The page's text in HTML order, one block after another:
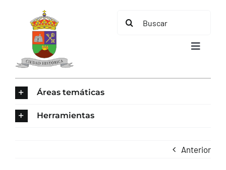
contenido
Buscar:
Toggle
Áreas temáticas
Herramientas
Anterior